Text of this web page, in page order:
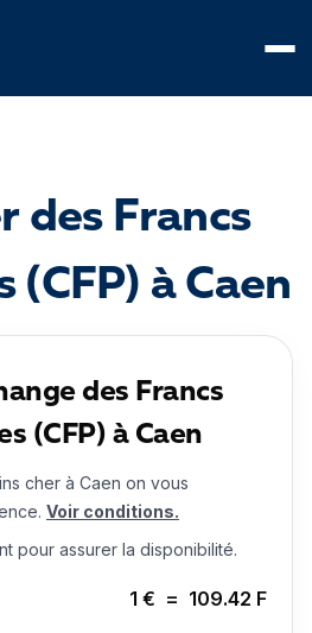
des Francs
(CFP) à Caen
des Francs
(CFP) à Caen
cher à Caen on vous
Voir conditions.
pour assurer la disponibilité.
1 € = 109.42 F